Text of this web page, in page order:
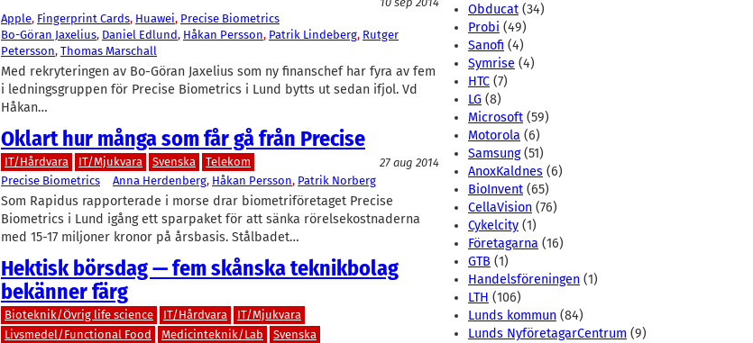
Apple, Fingerprint Cards, Huawei, Precise Biometrics
Bo-Göran Jaxelius, Daniel Edlund, Håkan Persson, Patrik Lindeberg, Rutger
Petersson, Thomas Marschall
Med rekryteringen av Bo-Göran Jaxelius som ny finanschef har fyra av fem
i ledningsgruppen för Precise Biometrics i Lund bytts ut sedan ifjol. Vd
Håkan…
Oklart hur många som får gå från Precise
IT/Hårdvara IT/Mjukvara Svenska Telekom
27 aug 2014
Precise Biometrics
Anna Herdenberg, Håkan Persson, Patrik Norberg
Som Rapidus rapporterade i morse drar biometriföretaget Precise
Biometrics i Lund igång ett sparpaket för att sänka rörelsekostnaderna
med 15-17 miljoner kronor på årsbasis. Stålbadet…
Hektisk börsdag — fem skånska teknikbolag
bekänner färg
Bioteknik/Övrig life science IT/Hårdvara
IT/Mjukvara
Livsmedel/Functional Food
Medicinteknik/Lab
Svenska
Obducat (34)
Probi (49)
Sanofi (4)
Symrise (4)
HTC (7)
LG (8)
Microsoft (59)
Motorola (6)
Samsung(51)
AnoxKaldnes (6)
BioInvent (65)
CellaVision (76)
Cykelcity (1)
Företagarna (16)
GTB (1)
Handelsföreningen (1)
LTH (106)
Lunds kommun (84)
Lunds NyföretagarCentrum (9)